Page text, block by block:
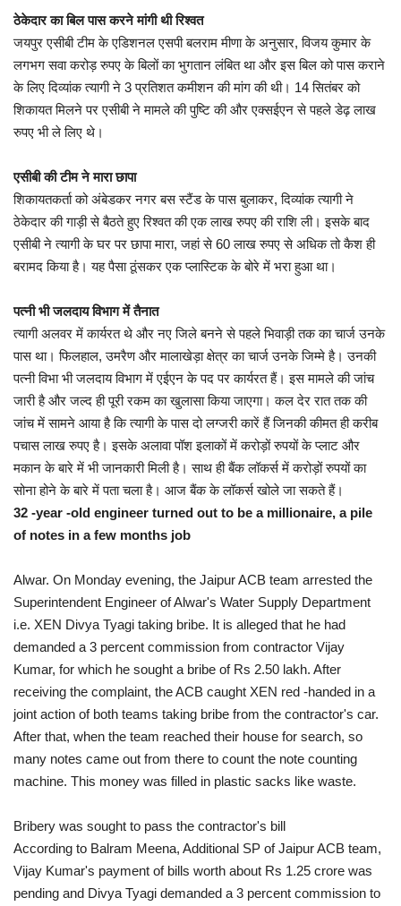
ठेकेदार का बिल पास करने मांगी थी रिश्वत
जयपुर एसीबी टीम के एडिशनल एसपी बलराम मीणा के अनुसार, विजय कुमार के
लगभग सवा करोड़ रुपए के बिलों का भुगतान लंबित था और इस बिल को पास कराने
के लिए दिव्यांक त्यागी ने 3 प्रतिशत कमीशन की मांग की थी। 14 सितंबर को
शिकायत मिलने पर एसीबी ने मामले की पुष्टि की और एक्सईएन से पहले डेढ़ लाख
रुपए भी ले लिए थे।
एसीबी की टीम ने मारा छापा
शिकायतकर्ता को अंबेडकर नगर बस स्टैंड के पास बुलाकर, दिव्यांक त्यागी ने
ठेकेदार की गाड़ी से बैठते हुए रिश्वत की एक लाख रुपए की राशि ली। इसके बाद
एसीबी ने त्यागी के घर पर छापा मारा, जहां से 60 लाख रुपए से अधिक तो कैश ही
बरामद किया है। यह पैसा ठूंसकर एक प्लास्टिक के बोरे में भरा हुआ था।
पत्नी भी जलदाय विभाग में तैनात
त्यागी अलवर में कार्यरत थे और नए जिले बनने से पहले भिवाड़ी तक का चार्ज उनके
पास था। फिलहाल, उमरैण और मालाखेड़ा क्षेत्र का चार्ज उनके जिम्मे है। उनकी
पत्नी विभा भी जलदाय विभाग में एईएन के पद पर कार्यरत हैं। इस मामले की जांच
जारी है और जल्द ही पूरी रकम का खुलासा किया जाएगा। कल देर रात तक की
जांच में सामने आया है कि त्यागी के पास दो लग्जरी कारें हैं जिनकी कीमत ही करीब
पचास लाख रुपए है। इसके अलावा पॉश इलाकों में करोड़ों रुपयों के प्लाट और
मकान के बारे में भी जानकारी मिली है। साथ ही बैंक लॉकर्स में करोड़ों रुपयों का
सोना होने के बारे में पता चला है। आज बैंक के लॉकर्स खोले जा सकते हैं।
32 -year -old engineer turned out to be a millionaire, a pile
of notes in a few months job
Alwar. On Monday evening, the Jaipur ACB team arrested the
Superintendent Engineer of Alwar's Water Supply Department
i.e. XEN Divya Tyagi taking bribe. It is alleged that he had
demanded a 3 percent commission from contractor Vijay
Kumar, for which he sought a bribe of Rs 2.50 lakh. After
receiving the complaint, the ACB caught XEN red -handed in a
joint action of both teams taking bribe from the contractor's car.
After that, when the team reached their house for search, so
many notes came out from there to count the note counting
machine. This money was filled in plastic sacks like waste.
Bribery was sought to pass the contractor's bill
According to Balram Meena, Additional SP of Jaipur ACB team,
Vijay Kumar's payment of bills worth about Rs 1.25 crore was
pending and Divya Tyagi demanded a 3 percent commission to